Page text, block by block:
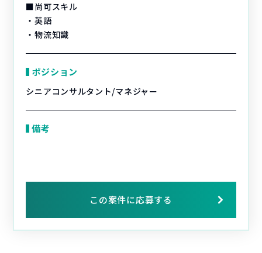
■尚可スキル
・英語
・物流知識
ポジション
シニアコンサルタント/マネジャー
備考
この案件に応募する